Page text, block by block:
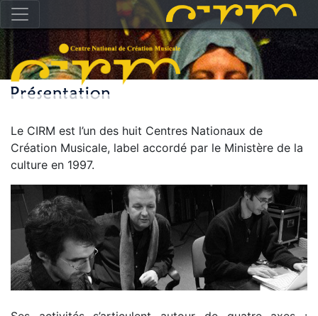
Le CIRM est l’un des huit Centres Nationaux de
Création Musicale, label accordé par le Ministère de la
culture en 1997.